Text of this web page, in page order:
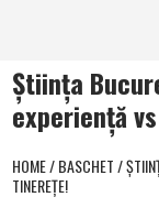
Ştiinţa
experienţă
HOME/BASCHET/
TINEREŢE!